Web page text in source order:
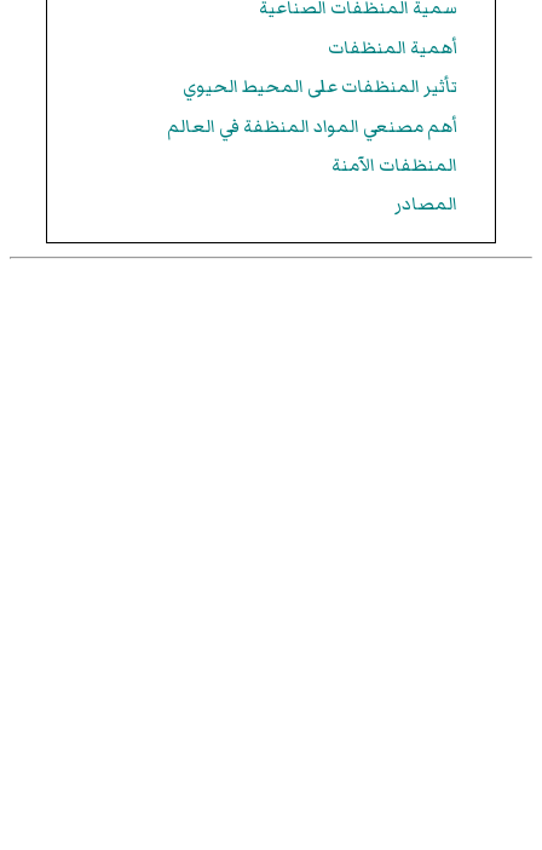
سمية المنظفات الصناعية
أهمية المنظفات
تأثير المنظفات على المحيط الحيوي
أهم مصنعي المواد المنظفة في العالم
المنظفات الآمنة
المصادر